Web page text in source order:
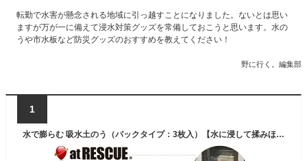
転勤で水害が懸念される地域に引っ越すことになりました。ないとは思い
ますが万が一に備えて浸水対策グッズを常備しておこうと思います。水の
うや市水板など防災グッズのおすすめを教えてください！
野に行く。編集部
1
水で膨らむ 吸水土のう（パックタイプ：3枚入）【水に浸して揉みほぐすだけで、素早く水害に対応！約4分で約15kgに!!】都市型の初期水害対策 土嚢 梅雨 豪雨 災害 浸水 浸水対策 防災用品 水嚢 水のう 線状降水帯【台風 停電対策】